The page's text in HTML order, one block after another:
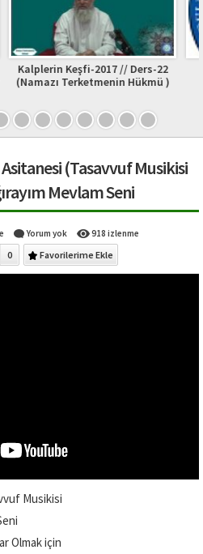
// Ders-22
Hükmü )
Gaziantep Saçaklı
(Tasavvuf Musikisi
Mevlam Seni
Yorum yok 918 izlenme
0 Favorilerime Ekle
Musikisi
Olmak için